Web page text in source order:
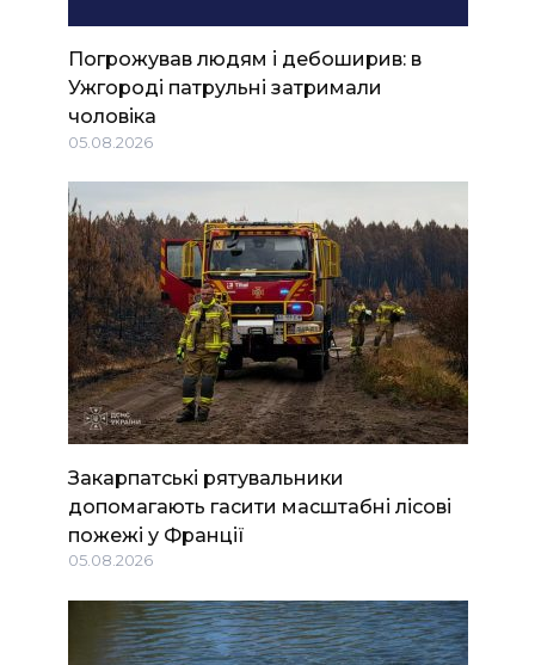
Погрожував людям і дебоширив: в
Ужгороді патрульні затримали
чоловіка
05.08.2026
Закарпатські рятувальники
допомагають гасити масштабні лісові
пожежі у Франції
05.08.2026